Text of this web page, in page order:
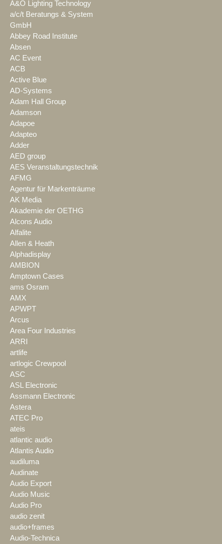
A&O Lighting Technology
a/c/t Beratungs & System
GmbH
Abbey Road Institute
Absen
AC Event
ACB
Active Blue
AD-Systems
Adam Hall Group
Adamson
Adapoe
Adapteo
Adder
AED group
AES Veranstaltungstechnik
AFMG
Agentur für Markenträume
AK Media
Akademie der OETHG
Alcons Audio
Alfalite
Allen & Heath
Alphadisplay
AMBION
Amptown Cases
ams Osram
AMX
APWPT
Arcus
Area Four Industries
ARRI
artlife
artlogic Crewpool
ASC
ASL Electronic
Assmann Electronic
Astera
ATEC Pro
ateis
atlantic audio
Atlantis Audio
audiluma
Audinate
Audio Export
Audio Music
Audio Pro
audio zenit
audio+frames
Audio-Technica